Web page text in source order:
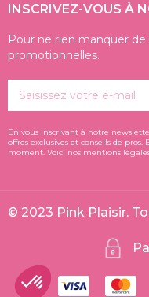
INSCRIVEZ-VOUS À
Pour ne rien manquer
promotionnelles.
En vous inscrivant à notre
offres exclusives et conseils de
moment. Voici nos mentions
© 2023 Pink Plaisir.